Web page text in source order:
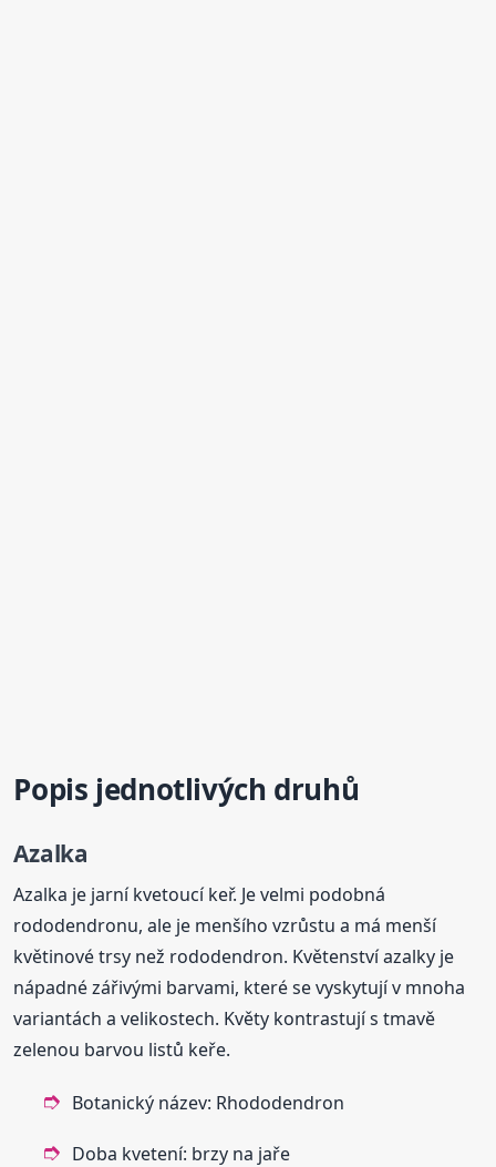
Popis jednotlivých druhů
Azalka
Azalka je jarní kvetoucí keř. Je velmi podobná
rododendronu, ale je menšího vzrůstu a má menší
květinové trsy než rododendron. Květenství azalky je
nápadné zářivými barvami, které se vyskytují v mnoha
variantách a velikostech. Květy kontrastují s tmavě
zelenou barvou listů keře.
Botanický název: Rhododendron
Doba kvetení: brzy na jaře